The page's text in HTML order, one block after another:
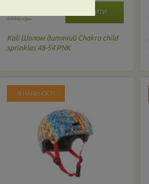
1910 грн
Kali Шолом дитячий Chakra child
sprinkles 48-54 PNK
В НАЯВНОСТІ